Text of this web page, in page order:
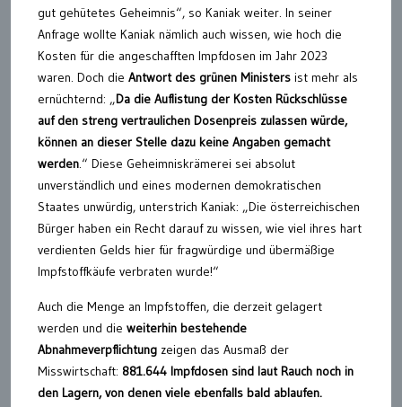
gut gehütetes Geheimnis“, so Kaniak weiter. In seiner
Anfrage wollte Kaniak nämlich auch wissen, wie hoch die
Kosten für die angeschafften Impfdosen im Jahr 2023
waren. Doch die Antwort des grünen Ministers ist mehr als
ernüchternd: „Da die Auflistung der Kosten Rückschlüsse
auf den streng vertraulichen Dosenpreis zulassen würde,
können an dieser Stelle dazu keine Angaben gemacht
werden.“ Diese Geheimniskrämerei sei absolut
unverständlich und eines modernen demokratischen
Staates unwürdig, unterstrich Kaniak: „Die österreichischen
Bürger haben ein Recht darauf zu wissen, wie viel ihres hart
verdienten Gelds hier für fragwürdige und übermäßige
Impfstoffkäufe verbraten wurde!“
Auch die Menge an Impfstoffen, die derzeit gelagert
werden und die weiterhin bestehende
Abnahmeverpflichtung zeigen das Ausmaß der
Misswirtschaft: 881.644 Impfdosen sind laut Rauch noch in
den Lagern, von denen viele ebenfalls bald ablaufen.